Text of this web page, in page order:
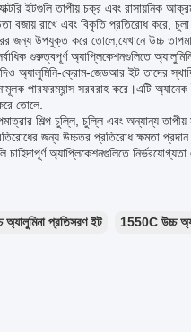
ইটগুলি তাপীয় চক্র এবং রাসায়নিক
বজায় রাখে এবং বিকৃতি প্রতিরোধ করে,
জন্য উপযুক্ত করে তোলে,যেখানে উচ্চ
গুরুত্বপূর্ণ অ্যাপ্লিকেশনগুলিতে
অ্যালুমিনি-ক্রোম-জেডআর ইট তাদের
পারফরম্যান্স সরবরাহ করে।এটি অ্যানেক
তোলে.
শিল্প চুল্লি, চুল্লি এবং অন্যান্য
জন্য উচ্চতর প্রতিরোধ ক্ষমতা
অ্যাপ্লিকেশনগুলিতে নির্ভরযোগ্যতা
প্রতিসরণ ইট 1550C উচ্চ